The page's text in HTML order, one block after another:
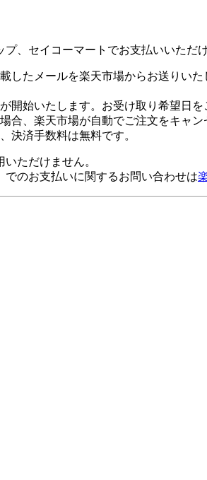
、セイコーマートでお支払いいただけ
したメールを楽天市場からお送りいた
開始いたします。お受け取り希望日
合、楽天市場が自動でご注文をキャン
決済手数料は無料です。
ただけません。
のお支払いに関するお問い合わせは